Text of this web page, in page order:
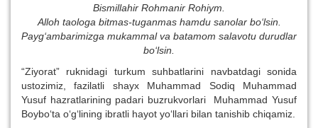
Bismillahir Rohmanir Rohiym.
Alloh taologa bitmas-tuganmas hamdu sanolar bo‘lsin.
Payg‘ambarimizga mukammal va batamom salavotu durudlar
bo‘lsin.
“Ziyorat” ruknidagi turkum suhbatlarini navbatdagi sonida
ustozimiz, fazilatli shayx Muhammad Sodiq Muhammad
Yusuf hazratlarining padari buzrukvorlari Muhammad Yusuf
Boybo‘ta o‘g‘lining ibratli hayot yo‘llari bilan tanishib chiqamiz.